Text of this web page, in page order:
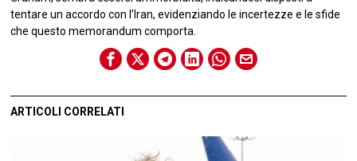
tentare un accordo con l’Iran, evidenziando le incertezze e le sfide
che questo memorandum comporta.
ARTICOLI CORRELATI